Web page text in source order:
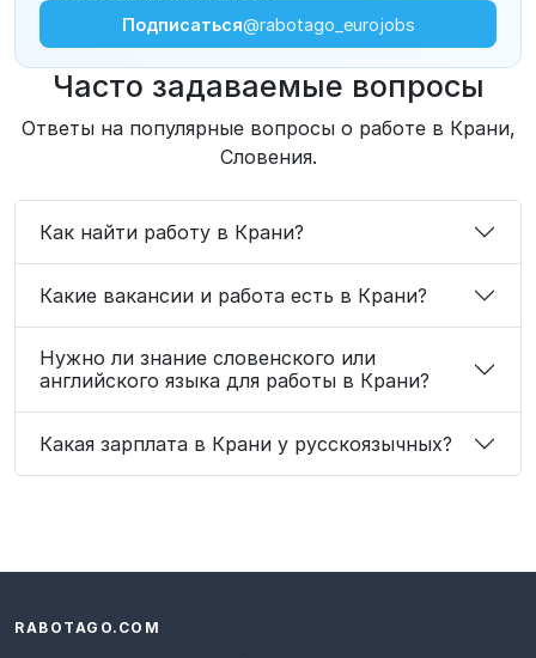
Подписаться@rabotago_eurojobs
Часто задаваемые вопросы
Ответы на популярные вопросы о работе в Крани,
Словения.
Как найти работу в Крани?
Какие вакансии и работа есть в Крани?
Нужно ли знание словенского или
английского языка для работы в Крани?
Какая зарплата в Крани у русскоязычных?
RABOTAGO.COM